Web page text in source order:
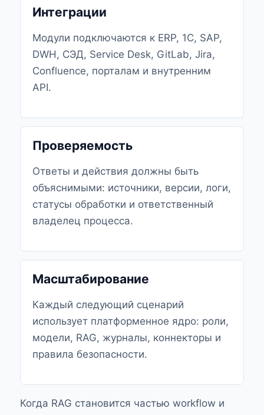
Интеграции
Модули подключаются к ERP, 1С, SAP,
DWH, СЭД, Service Desk, GitLab, Jira,
Confluence, порталам и внутренним
API.
Проверяемость
Ответы и действия должны быть
объяснимыми: источники, версии, логи,
статусы обработки и ответственный
владелец процесса.
Масштабирование
Каждый следующий сценарий
использует платформенное ядро: роли,
модели, RAG, журналы, коннекторы и
правила безопасности.
Когда RAG становится частью workflow и